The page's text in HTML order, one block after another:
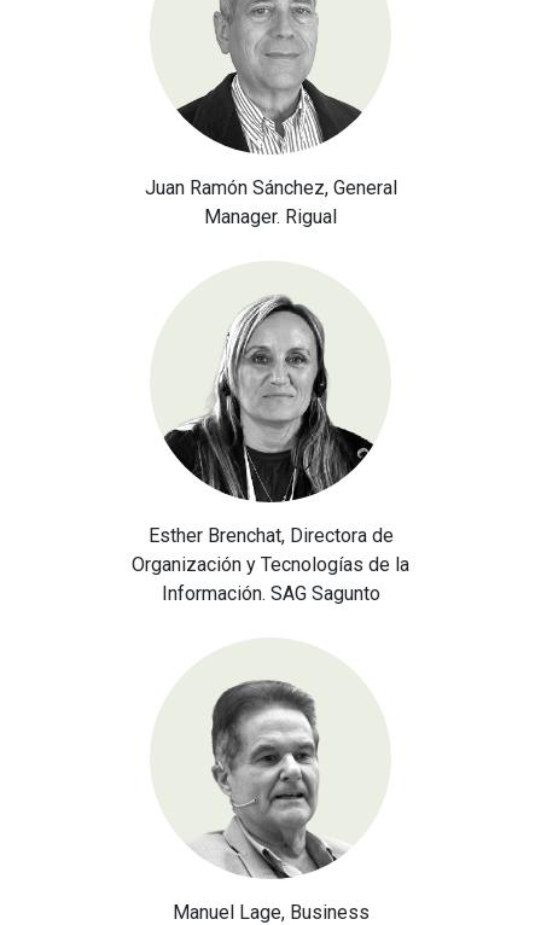
Juan Ramón Sánchez, General
Manager. Rigual
Esther Brenchat, Directora de
Organización y Tecnologías de la
Información. SAG Sagunto
Manuel Lage, Business